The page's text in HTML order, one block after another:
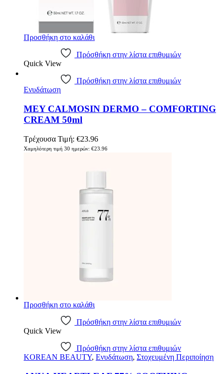
Προσθήκη στο καλάθι
Πρόσθήκη στην λίστα επιθυμιών
Quick View
Πρόσθήκη στην λίστα επιθυμιών
Ενυδάτωση
MEY CALMOSIN DERMO – COMFORTING
CREAM 50ml
Τρέχουσα Τιμή: €23.96
Χαμηλότερη τιμή 30 ημερών: €23.96
Προσθήκη στο καλάθι
Πρόσθήκη στην λίστα επιθυμιών
Quick View
Πρόσθήκη στην λίστα επιθυμιών
KOREAN BEAUTY, Ενυδάτωση, Στοχευμένη Περιποίηση